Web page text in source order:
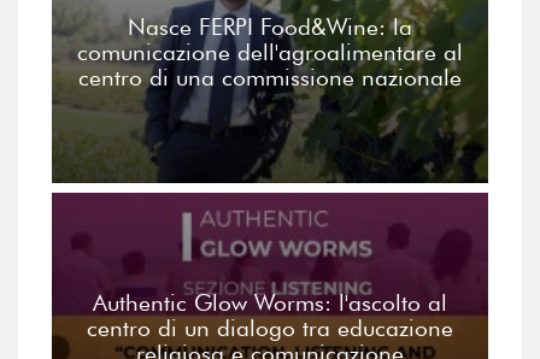
Nasce FERPI Food&Wine: la
comunicazione dell'agroalimentare al
centro di una commissione nazionale
Authentic Glow Worms: l'ascolto al
centro di un dialogo tra educazione